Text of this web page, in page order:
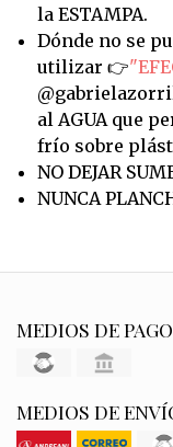
la ESTAMPA.
Dónde no se
utilizar 👉
al AGUA que
frío sobre
NO DEJAR
NUNCA
MEDIOS DE PAGO
MEDIOS DE